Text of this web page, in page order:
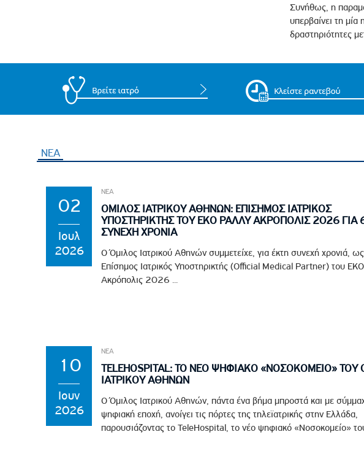
Πολιτική Προσλήψεων Προσωπικού,
Πολιτικές Ασφάλειας Πληροφοριών
Επιτροπή Αποδοχών και Υποψηφιοτήτων
Κανονισμός Επιτροπής Αποδοχών -
Επιτροπή Ελέγχου
Έκθεσης Βιώσιμης Ανάπτυξης 2023
Πολιτική Αναγνώρισης Προστασίας και
Ειδική Ετήσια Έκθεση
Συνήθως, η
υπερβαίνει τη
δραστηριότητες
ΝΕΑ
02
Ιουλ
2026
ΝΕΑ
ΟΜΙΛΟΣ ΙΑΤΡΙΚΟΥ ΑΘΗΝΩΝ: ΕΠΙΣΗΜΟΣ ΙΑΤΡΙΚΟΣ
ΥΠΟΣΤΗΡΙΚΤΗΣ ΤΟΥ EKO ΡΑΛΛΥ ΑΚΡΟΠΟΛΙΣ 2026 ΓΙΑ
ΣΥΝΕΧΗ ΧΡΟΝΙΑ
Ο Όμιλος Ιατρικού Αθηνών συμμετείχε, για έκτη συνεχή χρονιά, ως
Επίσημος Ιατρικός Υποστηρικτής (Official Medical Partner) του
Ακρόπολις 2026 ...
10
Ιουν
2026
ΝΕΑ
TELEHOSPITAL: ΤΟ ΝΕΟ ΨΗΦΙΑΚΟ «ΝΟΣΟΚΟΜΕΙΟ» ΤΟΥ
ΙΑΤΡΙΚΟΥ ΑΘΗΝΩΝ
Ο Όμιλος Ιατρικού Αθηνών, πάντα ένα βήμα μπροστά και με
ψηφιακή εποχή, ανοίγει τις πόρτες της τηλεϊατρικής στην Ελλάδα,
παρουσιάζοντας το TeleHospital, το νέο ψηφιακό «Νοσοκομείο»